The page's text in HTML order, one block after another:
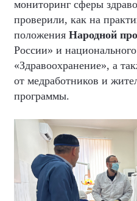
мониторинг сферы
проверили, как на
положения Народной
России» и
«Здравоохранение», а
от медработников и
программы.